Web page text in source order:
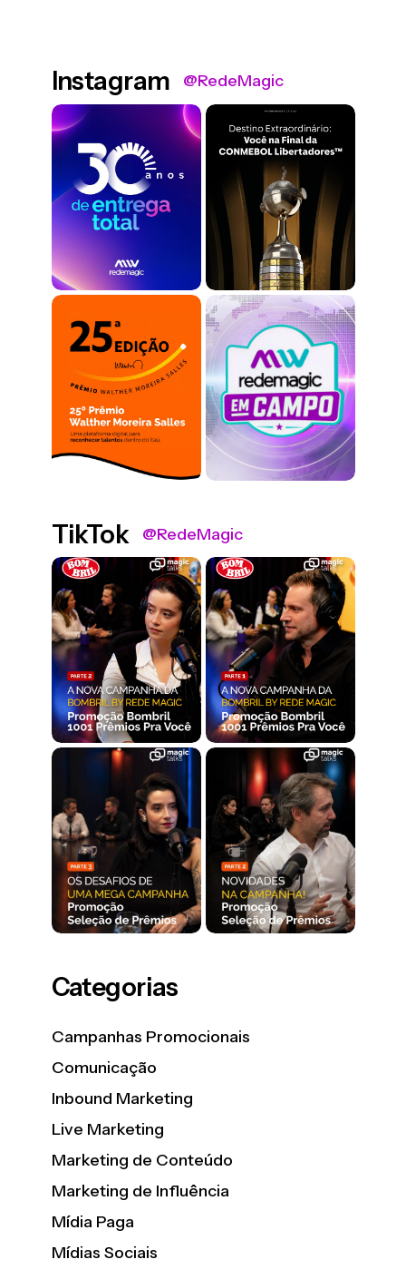
Instagram @RedeMagic
TikTok @RedeMagic
Categorias
Campanhas Promocionais
Comunicação
Inbound Marketing
Live Marketing
Marketing de Conteúdo
Marketing de Influência
Mídia Paga
Mídias Sociais